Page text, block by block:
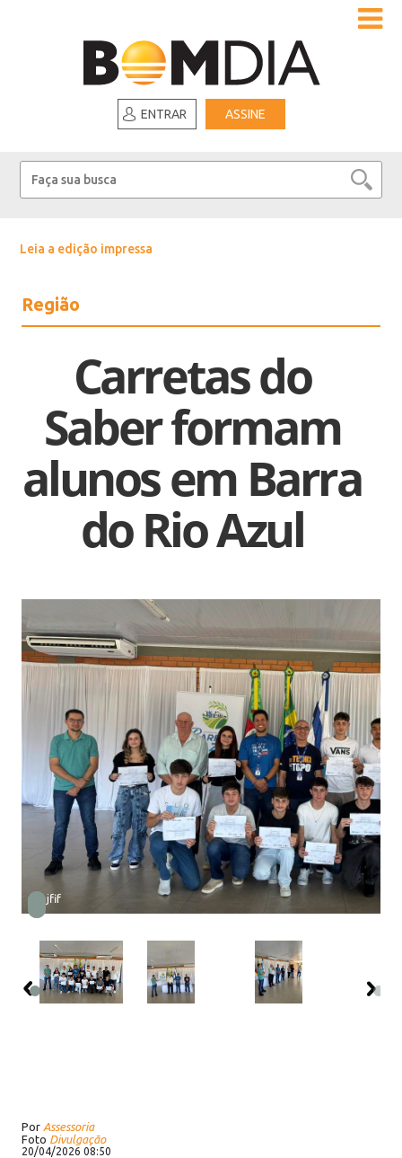
ENTRAR ASSINE
Leia a edição impressa
Região
Carretas do
Saber formam
alunos em Barra
do Rio Azul
B1.jfif
Por Assessoria
Foto Divulgação
20/04/2026 08:50